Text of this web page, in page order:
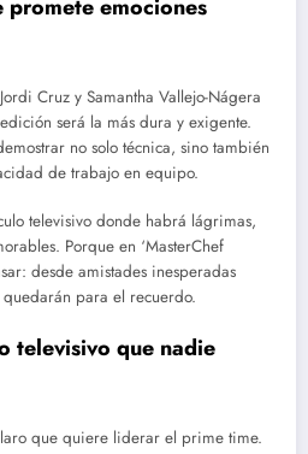
promete emociones
Cruz y Samantha Vallejo-Nágera
será la más dura y exigente.
no solo técnica, sino también
de trabajo en equipo.
televisivo donde habrá lágrimas,
Porque en ‘MasterChef
desde amistades inesperadas
para el recuerdo.
televisivo que nadie
que quiere liderar el prime time.